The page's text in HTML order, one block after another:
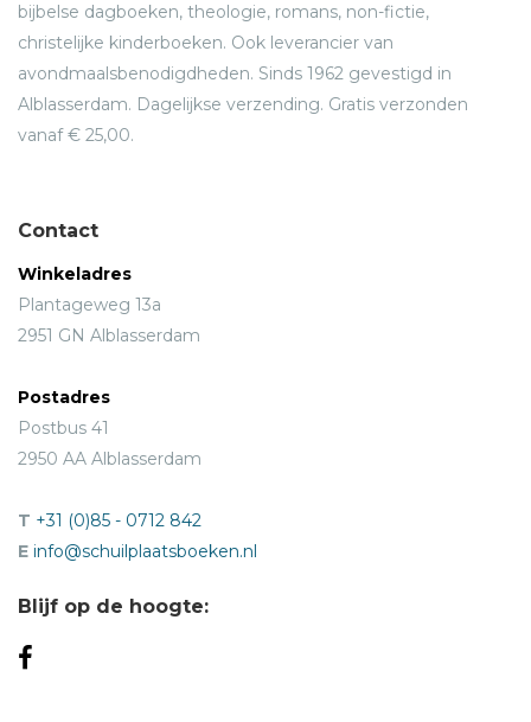
bijbelse dagboeken, theologie, romans, non-fictie,
christelijke kinderboeken. Ook leverancier van
avondmaalsbenodigdheden. Sinds 1962 gevestigd in
Alblasserdam. Dagelijkse verzending. Gratis verzonden
vanaf € 25,00.
Contact
Winkeladres
Plantageweg 13a
2951 GN Alblasserdam
Postadres
Postbus 41
2950 AA Alblasserdam
T +31 (0)85 - 0712 842
E info@schuilplaatsboeken.nl
Blijf op de hoogte: